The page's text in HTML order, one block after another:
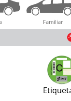
Familiar